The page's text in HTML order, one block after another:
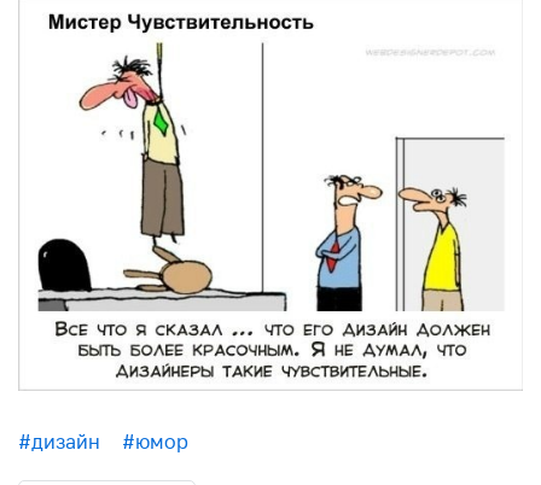
#дизайн #юмор